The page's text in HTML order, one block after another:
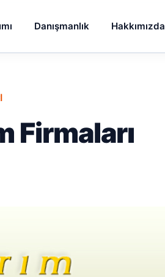
Danışmanlık Hakkımızda
Firmaları